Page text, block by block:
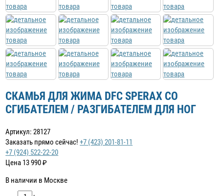
СКАМЬЯ ДЛЯ ЖИМА DFC SPERAX СО
СГИБАТЕЛЕМ / РАЗГИБАТЕЛЕМ ДЛЯ НОГ
Артикул: 28127
Заказать прямо сейчас! +7 (423) 201-81-11
+7 (924) 522-22-20
Цена 13 990₽
В наличии в Москве